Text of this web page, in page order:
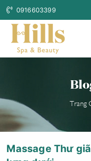
0916603399
Trang
Massage Thư